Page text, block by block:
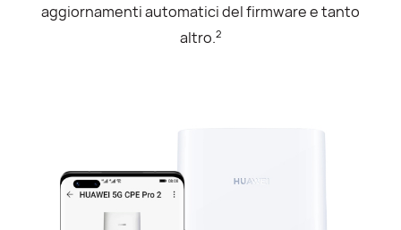
aggiornamenti automatici del firmware e tanto
altro.2